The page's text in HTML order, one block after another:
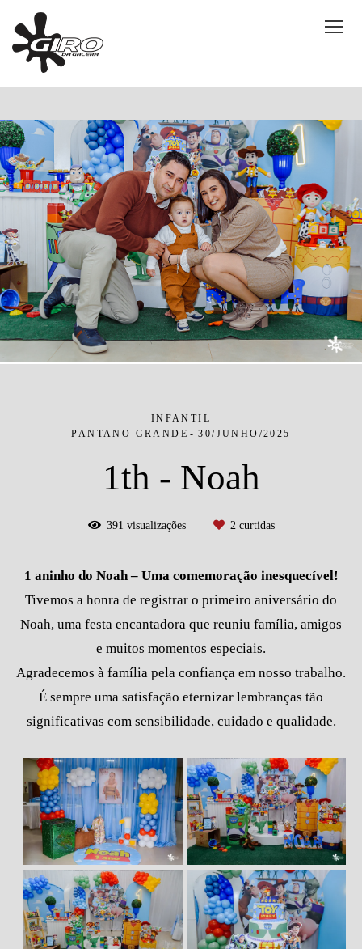
INFANTIL
PANTANO GRANDE
30/JUNHO/2025
1th - Noah
391 visualizações 2curtidas
1 aninho do Noah – Uma comemoração inesquecível!
Tivemos a honra de registrar o primeiro aniversário do
Noah, uma festa encantadora que reuniu família, amigos
e muitos momentos especiais.
Agradecemos à família pela confiança em nosso trabalho.
É sempre uma satisfação eternizar lembranças tão
significativas com sensibilidade, cuidado e qualidade.